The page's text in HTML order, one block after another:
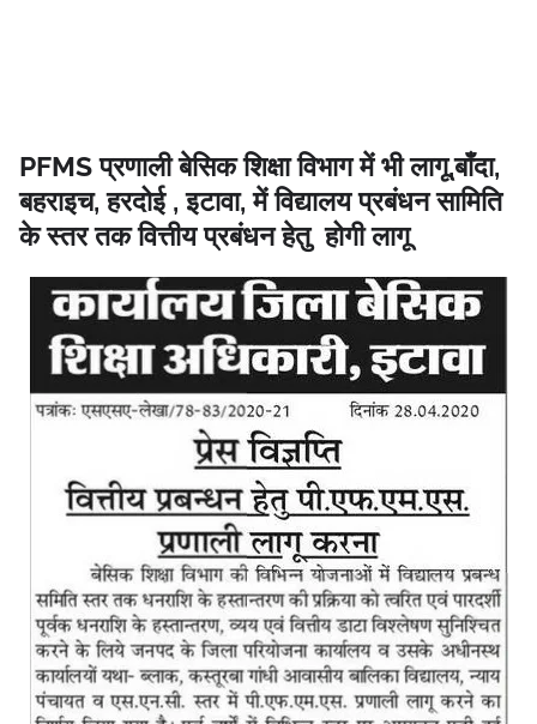
PFMS प्रणाली बेसिक शिक्षा विभाग में भी लागू,बाँदा,
बहराइच, हरदोई , इटावा, में विद्यालय प्रबंधन सामिति
के स्तर तक वित्तीय प्रबंधन हेतु होगी लागू